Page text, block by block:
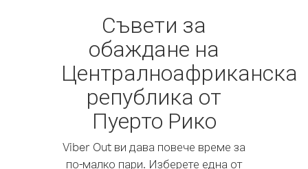
Съвети за
обаждане на
Централноафриканска
република от
Пуерто Рико
Viber Out ви дава повече време за
по-малко пари. Изберете една от